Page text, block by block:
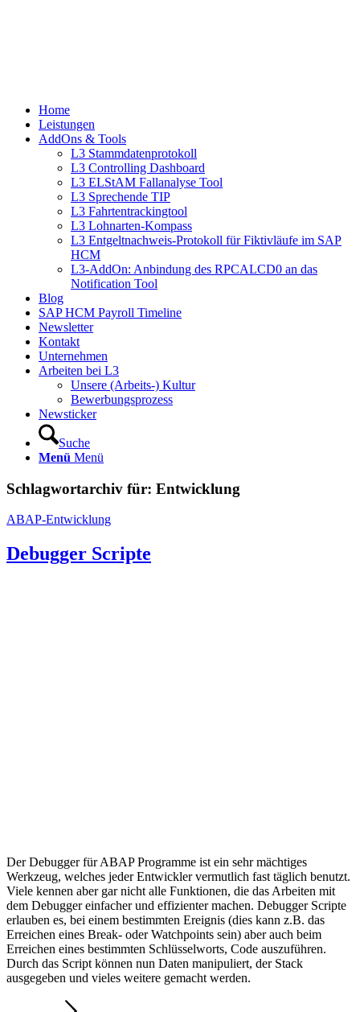
Home
Leistungen
AddOns & Tools
L3 Stammdatenprotokoll
L3 Controlling Dashboard
L3 ELStAM Fallanalyse Tool
L3 Sprechende TIP
L3 Fahrtentrackingtool
L3 Lohnarten-Kompass
L3 Entgeltnachweis-Protokoll für Fiktivläufe im SAP
HCM
L3-AddOn: Anbindung des RPCALCD0 an das
Notification Tool
Blog
SAP HCM Payroll Timeline
Newsletter
Kontakt
Unternehmen
Arbeiten bei L3
Unsere (Arbeits-) Kultur
Bewerbungsprozess
Newsticker
Suche
Menü Menü
Schlagwortarchiv für: Entwicklung
ABAP-Entwicklung
Debugger Scripte
Der Debugger für ABAP Programme ist ein sehr mächtiges
Werkzeug, welches jeder Entwickler vermutlich fast täglich benutzt.
Viele kennen aber gar nicht alle Funktionen, die das Arbeiten mit
dem Debugger einfacher und effizienter machen. Debugger Scripte
erlauben es, bei einem bestimmten Ereignis (dies kann z.B. das
Erreichen eines Break- oder Watchpoints sein) aber auch beim
Erreichen eines bestimmten Schlüsselworts, Code auszuführen.
Durch das Script können nun Daten manipuliert, der Stack
ausgegeben und vieles weitere gemacht werden.